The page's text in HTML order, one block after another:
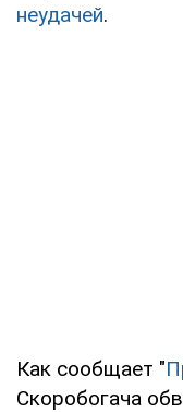
неудачей.
Как сообщает "
Скоробогача